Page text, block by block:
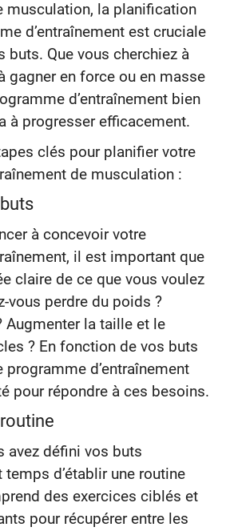
musculation, la planification
d’entraînement est cruciale
buts. Que vous cherchiez à
gagner en force ou en masse
d’entraînement bien
à progresser efficacement.
clés pour planifier votre
de musculation :
à concevoir votre
il est important que
claire de ce que vous voulez
vous perdre du poids ?
Augmenter la taille et le
? En fonction de vos buts
d’entraînement
pour répondre à ces besoins.
avez défini vos buts
d’établir une routine
des exercices ciblés et
pour récupérer entre les